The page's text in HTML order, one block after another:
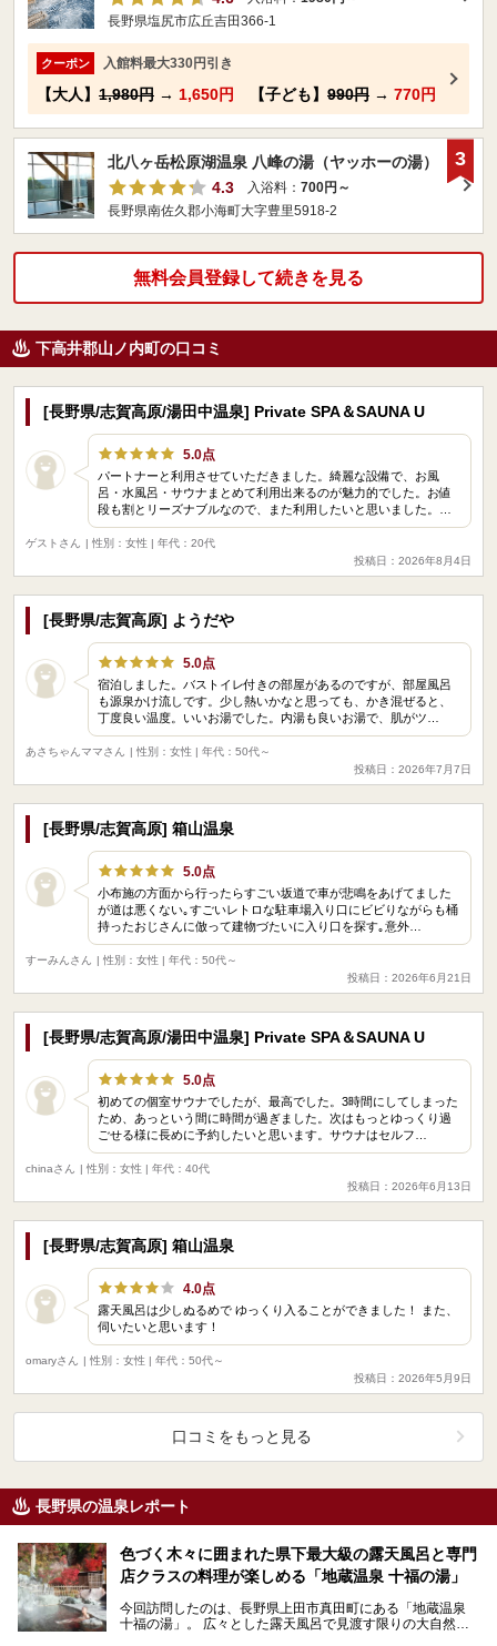
長野県塩尻市広丘吉田366-1
クーポン 入館料最大330円引き
【大人】 1,980円 → 1,650円 【子ども】 990円 → 770円
北八ヶ岳松原湖温泉 八峰の湯（ヤッホーの湯）
4.3
入浴料： 700円～
長野県南佐久郡小海町大字豊里5918-2
3
無料会員登録して続きを見る
下高井郡山ノ内町の口コミ
[長野県/志賀高原/湯田中温泉] Private SPA＆SAUNA U
5.0点
パートナーと利用させていただきました。綺麗な設備で、お風
呂・水風呂・サウナまとめて利用出来るのが魅力的でした。お値
段も割とリーズナブルなので、また利用したいと思いました。…
ゲストさん
| 性別：女性 | 年代：20代
投稿日：2026年8月4日
[長野県/志賀高原] ようだや
5.0点
宿泊しました。バストイレ付きの部屋があるのですが、部屋風呂
も源泉かけ流しです。少し熱いかなと思っても、かき混ぜると、
丁度良い温度。いいお湯でした。内湯も良いお湯で、肌がツ…
あさちゃんママさん
| 性別：女性 | 年代：50代～
投稿日：2026年7月7日
[長野県/志賀高原] 箱山温泉
5.0点
小布施の方面から行ったらすごい坂道で車が悲鳴をあげてました
が道は悪くない｡すごいレトロな駐車場入り口にビビりながらも桶
持ったおじさんに倣って建物づたいに入り口を探す｡意外…
すーみんさん
| 性別：女性 | 年代：50代～
投稿日：2026年6月21日
[長野県/志賀高原/湯田中温泉] Private SPA＆SAUNA U
5.0点
初めての個室サウナでしたが、最高でした。3時間にしてしまった
ため、あっという間に時間が過ぎました。次はもっとゆっくり過
ごせる様に長めに予約したいと思います。サウナはセルフ…
chinaさん
| 性別：女性 | 年代：40代
投稿日：2026年6月13日
[長野県/志賀高原] 箱山温泉
4.0点
露天風呂は少しぬるめで ゆっくり入ることができました！ また、
伺いたいと思います！
omaryさん
| 性別：女性 | 年代：50代～
投稿日：2026年5月9日
口コミをもっと見る
長野県の温泉レポート
色づく木々に囲まれた県下最大級の露天風呂と専門
店クラスの料理が楽しめる「地蔵温泉 十福の湯」
今回訪問したのは、長野県上田市真田町にある「地蔵温泉
十福の湯」。 広々とした露天風呂で見渡す限りの大自然を